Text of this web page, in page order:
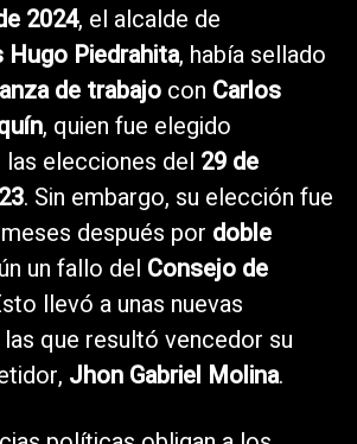
2024, el alcalde de
Hugo Piedrahita, había sellado
de trabajo con Carlos
, quien fue elegido
elecciones del 29 de
. Sin embargo, su elección fue
después por doble
un fallo del Consejo de
llevó a unas nuevas
que resultó vencedor su
Jhon Gabriel Molina.